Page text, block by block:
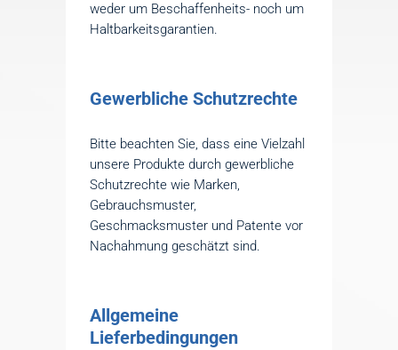
weder um Beschaffenheits- noch um
Haltbarkeitsgarantien.
Gewerbliche Schutzrechte
Bitte beachten Sie, dass eine Vielzahl
unsere Produkte durch gewerbliche
Schutzrechte wie Marken,
Gebrauchsmuster,
Geschmacksmuster und Patente vor
Nachahmung geschätzt sind.
Allgemeine
Lieferbedingungen